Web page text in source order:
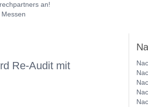
an!
Re-Audit mit